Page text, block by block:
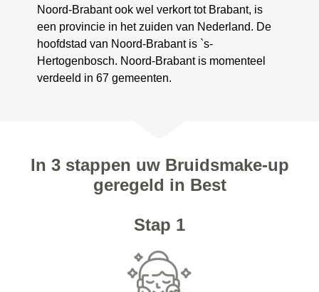
Noord-Brabant ook wel verkort tot Brabant, is
een provincie in het zuiden van Nederland. De
hoofdstad van Noord-Brabant is `s-
Hertogenbosch. Noord-Brabant is momenteel
verdeeld in 67 gemeenten.
In 3 stappen uw Bruidsmake-up
geregeld in Best
Stap 1